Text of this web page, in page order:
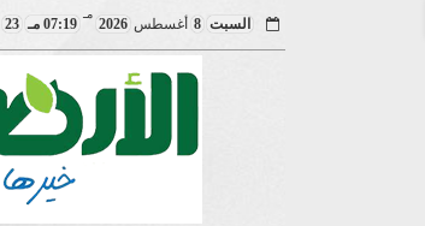
السبت 8 أغسطس2026
مـ
07:19 مـ 23